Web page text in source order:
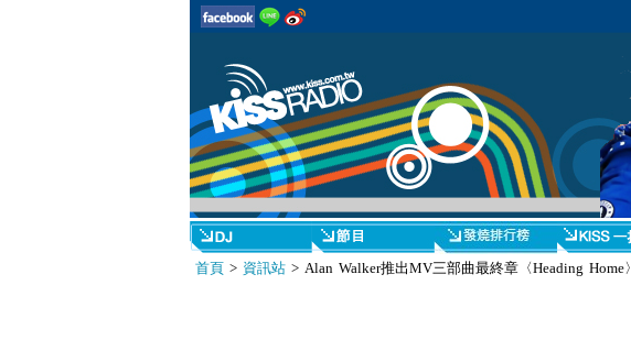
首頁> 資訊站> Alan Walker推出MV三部曲最終章〈Heading Home〉